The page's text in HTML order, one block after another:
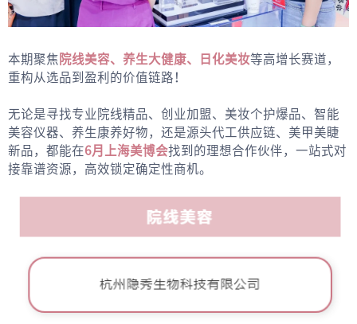
本期聚焦 院线美容、养生大健康、日化美妆等高增长赛道，
重构从选品到盈利的价值链路！
无论是寻找专业院线精品、创业加盟、美妆个护爆品、智能
美容仪器、养生康养好物，还是源头代工供应链、美甲美睫
新品，都能在6月上海美博会找到的理想合作伙伴，一站式对
接靠谱资源，高效锁定确定性商机。